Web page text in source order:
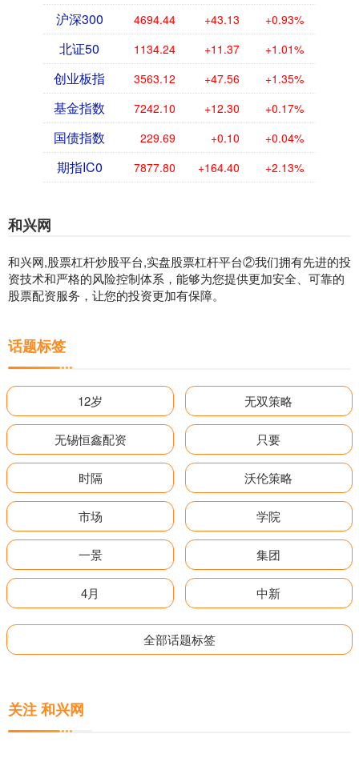
沪深300 4694.44 +43.13 +0.93%
北证50 1134.24 +11.37 +1.01%
创业板指 3563.12 +47.56 +1.35%
基金指数 7242.10 +12.30 +0.17%
国债指数 229.69 +0.10 +0.04%
期指IC0 7877.80 +164.40 +2.13%
和兴网
和兴网,股票杠杆炒股平台,实盘股票杠杆平台②我们拥有先进的投
资技术和严格的风险控制体系，能够为您提供更加安全、可靠的
股票配资服务，让您的投资更加有保障。
话题标签
12岁 无双策略
无锡恒鑫配资 只要
时隔 沃伦策略
市场 学院
一景 集团
4月 中新
全部话题标签
关注 和兴网